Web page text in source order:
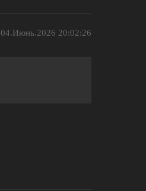
04.Июнь.2026 20:02:26